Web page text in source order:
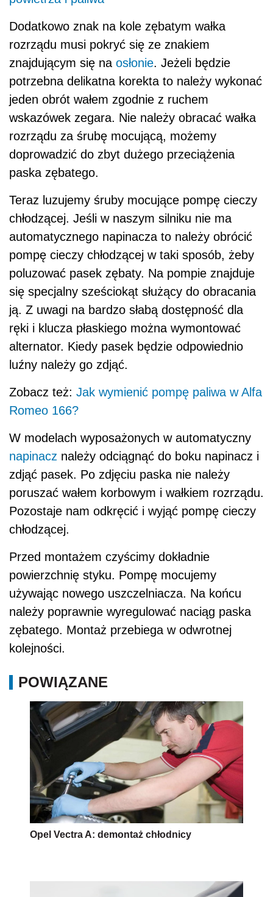
Dodatkowo znak na kole zębatym wałka
rozrządu musi pokryć się ze znakiem
znajdującym się na osłonie. Jeżeli będzie
potrzebna delikatna korekta to należy wykonać
jeden obrót wałem zgodnie z ruchem
wskazówek zegara. Nie należy obracać wałka
rozrządu za śrubę mocującą, możemy
doprowadzić do zbyt dużego przeciążenia
paska zębatego.
Teraz luzujemy śruby mocujące pompę cieczy
chłodzącej. Jeśli w naszym silniku nie ma
automatycznego napinacza to należy obrócić
pompę cieczy chłodzącej w taki sposób, żeby
poluzować pasek zębaty. Na pompie znajduje
się specjalny sześciokąt służący do obracania
ją. Z uwagi na bardzo słabą dostępność dla
ręki i klucza płaskiego można wymontować
alternator. Kiedy pasek będzie odpowiednio
luźny należy go zdjąć.
Zobacz też: Jak wymienić pompę paliwa w Alfa
Romeo 166?
W modelach wyposażonych w automatyczny
napinacz należy odciągnąć do boku napinacz i
zdjąć pasek. Po zdjęciu paska nie należy
poruszać wałem korbowym i wałkiem rozrządu.
Pozostaje nam odkręcić i wyjąć pompę cieczy
chłodzącej.
Przed montażem czyścimy dokładnie
powierzchnię styku. Pompę mocujemy
używając nowego uszczelniacza. Na końcu
należy poprawnie wyregulować naciąg paska
zębatego. Montaż przebiega w odwrotnej
kolejności.
POWIĄZANE
Opel Vectra A: demontaż chłodnicy